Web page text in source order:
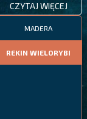
CZYTAJ WIĘCEJ
MADERA
REKIN WIELORYBI